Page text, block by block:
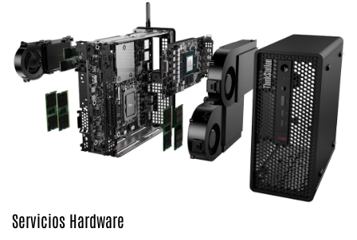
Servicios Hardware